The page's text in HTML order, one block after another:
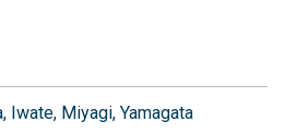
Iwate Miyagi Yamagata